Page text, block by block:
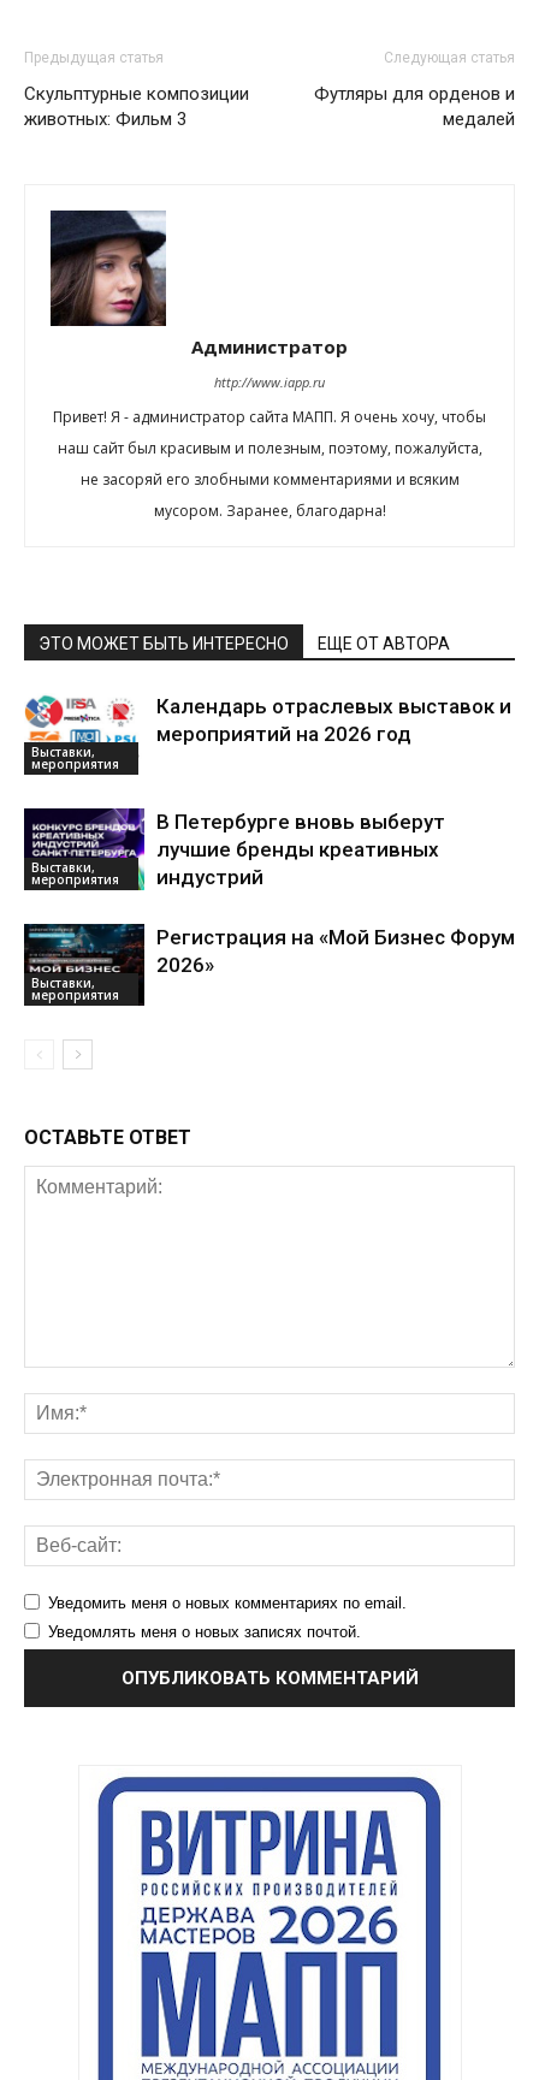
Предыдущая статья
Скульптурные композиции
животных: Фильм 3
Следующая статья
Футляры для орденов и
медалей
Администратор
http://www.iapp.ru
Привет! Я - администратор сайта МАПП. Я очень хочу, чтобы
наш сайт был красивым и полезным, поэтому, пожалуйста,
не засоряй его злобными комментариями и всяким
мусором. Заранее, благодарна!
ЭТО МОЖЕТ БЫТЬ ИНТЕРЕСНО ЕЩЕ ОТ АВТОРА
Выставки,
мероприятия
Календарь отраслевых выставок и
мероприятий на 2026 год
Выставки,
мероприятия
В Петербурге вновь выберут
лучшие бренды креативных
индустрий
Выставки,
мероприятия
Регистрация на «Мой Бизнес Форум
2026»
ОСТАВЬТЕ ОТВЕТ
Уведомить меня о новых комментариях по email.
Уведомлять меня о новых записях почтой.